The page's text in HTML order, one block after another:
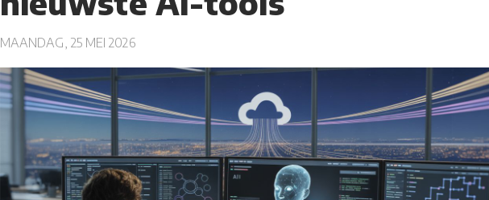
MAANDAG, 25 MEI 2026